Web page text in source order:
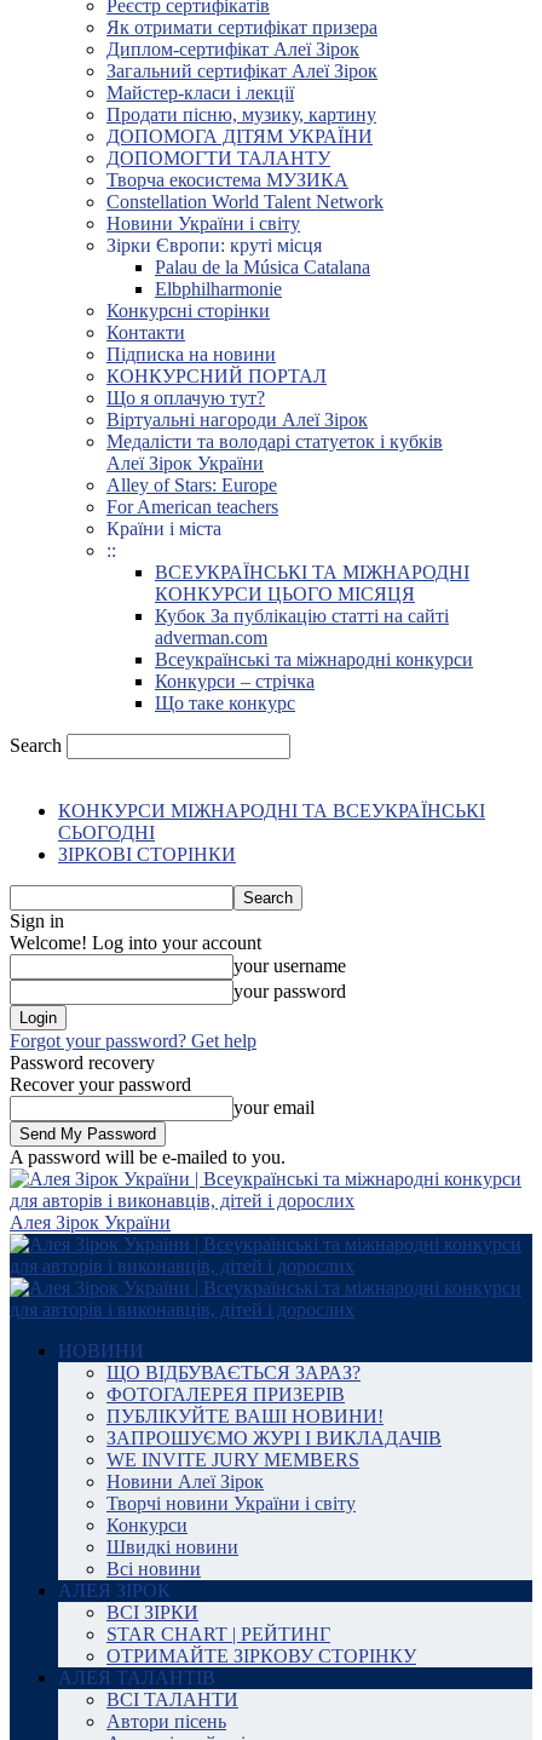
Реєстр сертифікатів
Як отримати сертифікат призера
Диплом-сертифікат Алеї Зірок
Загальний сертифікат Алеї Зірок
Майстер-класи і лекції
Продати пісню, музику, картину
ДОПОМОГА ДІТЯМ УКРАЇНИ
ДОПОМОГТИ ТАЛАНТУ
Творча екосистема МУЗИКА
Constellation World Talent Network
Новини України і світу
Зірки Європи: круті місця
Palau de la Música Catalana
Elbphilharmonie
Конкурсні сторінки
Контакти
Підписка на новини
КОНКУРСНИЙ ПОРТАЛ
Що я оплачую тут?
Віртуальні нагороди Алеї Зірок
Медалісти та володарі статуеток і кубків
Алеї Зірок України
Alley of Stars: Europe
For American teachers
Країни і міста
::
ВСЕУКРАЇНСЬКІ ТА МІЖНАРОДНІ
КОНКУРСИ ЦЬОГО МІСЯЦЯ
Кубок За публікацію статті на сайті
adverman.com
Всеукраїнські та міжнародні конкурси
Конкурси – стрічка
Що таке конкурс
Search
КОНКУРСИ МІЖНАРОДНІ ТА ВСЕУКРАЇНСЬКІ
СЬОГОДНІ
ЗІРКОВІ СТОРІНКИ
Sign in
Welcome! Log into your account
your username
your password
Forgot your password? Get help
Password recovery
Recover your password
your email
A password will be e-mailed to you.
Алея Зірок України
НОВИНИ
ЩО ВІДБУВАЄТЬСЯ ЗАРАЗ?
ФОТОГАЛЕРЕЯ ПРИЗЕРІВ
ПУБЛІКУЙТЕ ВАШІ НОВИНИ!
ЗАПРОШУЄМО ЖУРІ І ВИКЛАДАЧІВ
WE INVITE JURY MEMBERS
Новини Алеї Зірок
Творчі новини України і світу
Конкурси
Швидкі новини
Всі новини
АЛЕЯ ЗІРОК
ВСІ ЗІРКИ
STAR CHART | РЕЙТИНГ
ОТРИМАЙТЕ ЗІРКОВУ СТОРІНКУ
АЛЕЯ ТАЛАНТІВ
ВСІ ТАЛАНТИ
Автори пісень